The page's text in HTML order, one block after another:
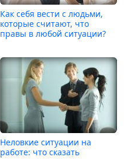
Как себя вести с людьми,
которые считают, что
правы в любой ситуации?
Неловкие ситуации на
работе: что сказать